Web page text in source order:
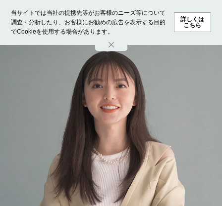
当サイトでは当社の提携先等がお客様のニーズ等について
調査・分析したり、お客様にお勧めの広告を表示する目的
でCookieを使用する場合があります。
詳しくは
こちら
ホーム モデル募集 ランキング ファッション ビューテ